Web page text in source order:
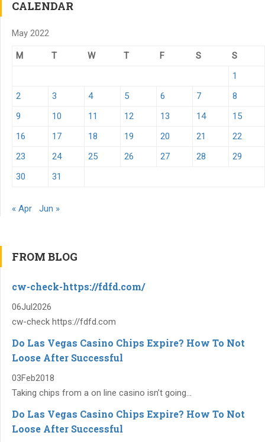
CALENDAR
May 2022
M T W T F S
S
1
2
3 4 5 6 7
8
9
10 11 12 13 14
15
16
17 18 19 20 21
22
23
24 25 26 27 28
29
30
31
« Apr Jun »
FROM BLOG
cw-check-https://fdfd.com/
06Jul2026
cw-check https://fdfd.com
Do Las Vegas Casino Chips Expire? How To Not
Loose After Successful
03Feb2018
Taking chips from a on line casino isn’t going...
Do Las Vegas Casino Chips Expire? How To Not
Loose After Successful